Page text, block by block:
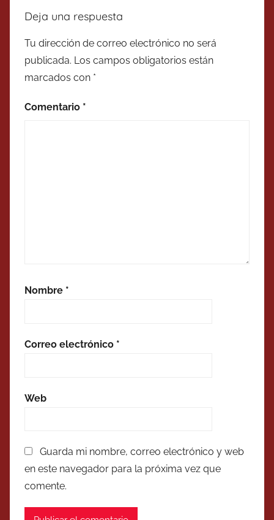
Deja una respuesta
Tu dirección de correo electrónico no será
publicada. Los campos obligatorios están
marcados con *
Comentario *
Nombre *
Correo electrónico *
Web
Guarda mi nombre, correo electrónico y web
en este navegador para la próxima vez que
comente.